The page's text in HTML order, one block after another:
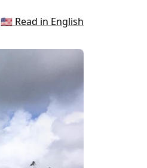
🇺🇸 Read in English